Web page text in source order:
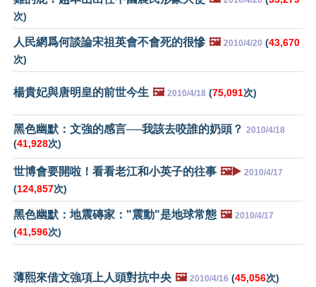
次)
人民網爲何談論宋祖英會不會死的很慘 🖼️ 2010/4/20 (43,670
次)
楊貴妃與唐明皇的前世今生 🖼️ 2010/4/18 (75,091次)
黑色幽默：文強的感言──我該去咬誰的奶頭？ 2010/4/18
(41,928次)
世博會要開啦！看看老江和小英子的往事 🖼️▶️ 2010/4/17
(124,857次)
黑色幽默：地震磚家："震動"是地球常態 🖼️ 2010/4/17
(41,596次)
薄熙來借文強項上人頭對抗中央 🖼️ 2010/4/16 (45,056次)